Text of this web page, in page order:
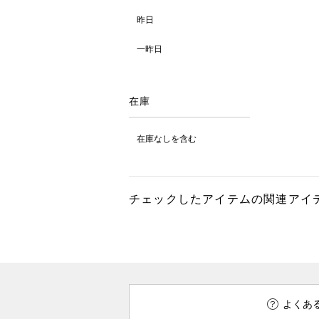
昨日
一昨日
在庫
在庫なしを含む
チェックしたアイテムの関連アイ
よくあ